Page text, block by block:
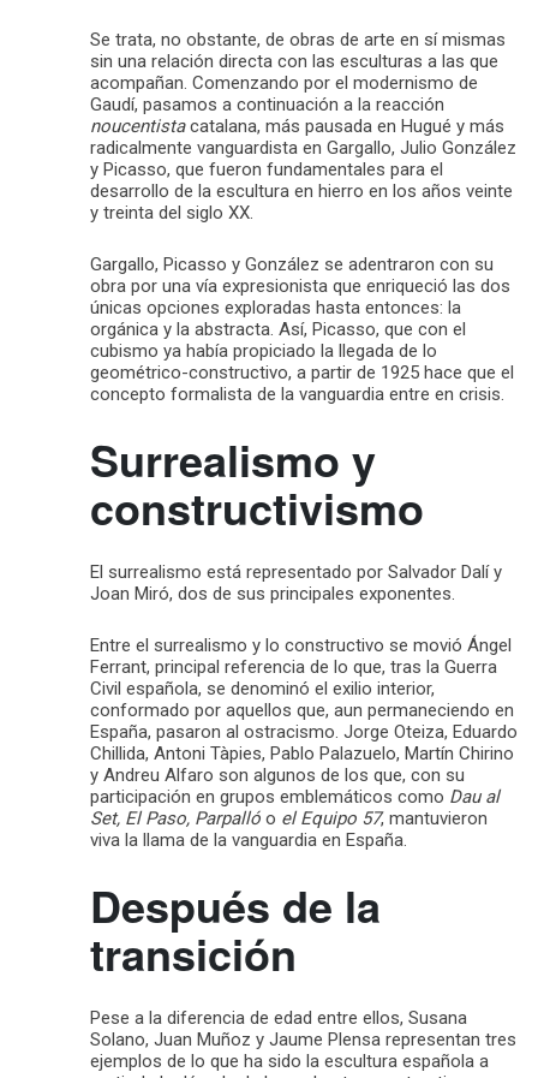
Se trata, no obstante, de obras de arte en sí mismas
sin una relación directa con las esculturas a las que
acompañan. Comenzando por el modernismo de
Gaudí, pasamos a continuación a la reacción
noucentistacatalana, más pausada en Hugué y más
radicalmente vanguardista en Gargallo, Julio González
y Picasso, que fueron fundamentales para el
desarrollo de la escultura en hierro en los años veinte
y treinta del siglo XX.
Gargallo, Picasso y González se adentraron con su
obra por una vía expresionista que enriqueció las dos
únicas opciones exploradas hasta entonces: la
orgánica y la abstracta. Así, Picasso, que con el
cubismo ya había propiciado la llegada de lo
geométrico-constructivo, a partir de 1925 hace que el
concepto formalista de la vanguardia entre en crisis.
Surrealismo y
constructivismo
El surrealismo está representado por Salvador Dalí y
Joan Miró, dos de sus principales exponentes.
Entre el surrealismo y lo constructivo se movió Ángel
Ferrant, principal referencia de lo que, tras la Guerra
Civil española, se denominó el exilio interior,
conformado por aquellos que, aun permaneciendo en
España, pasaron al ostracismo. Jorge Oteiza, Eduardo
Chillida, Antoni Tàpies, Pablo Palazuelo, Martín Chirino
y Andreu Alfaro son algunos de los que, con su
participación en grupos emblemáticos como Dau al
Set, El Paso, Parpalló o el Equipo 57, mantuvieron
viva la llama de la vanguardia en España.
Después de la
transición
Pese a la diferencia de edad entre ellos, Susana
Solano, Juan Muñoz y Jaume Plensa representan tres
ejemplos de lo que ha sido la escultura española a